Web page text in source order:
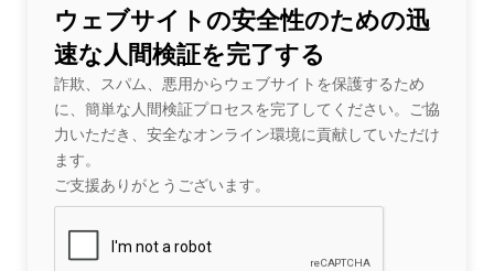
ウェブサイトの安全性のための迅
速な人間検証を完了する
詐欺、スパム、悪用からウェブサイトを保護するため
に、簡単な人間検証プロセスを完了してください。ご協
力いただき、安全なオンライン環境に貢献していただけ
ます。
ご支援ありがとうございます。